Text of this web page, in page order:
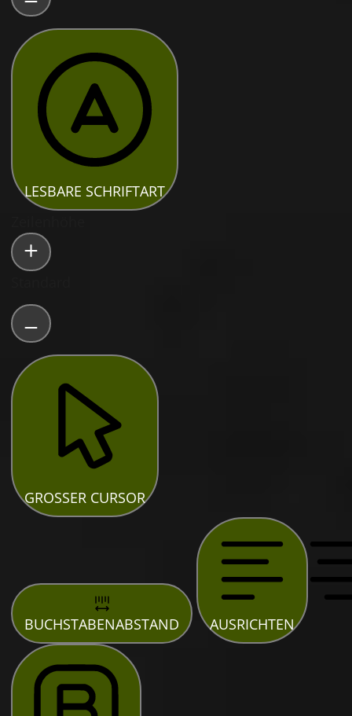
LESBARE SCHRIFTART
GROSSER CURSOR
BUCHSTABENABSTAND AUSRICHTEN